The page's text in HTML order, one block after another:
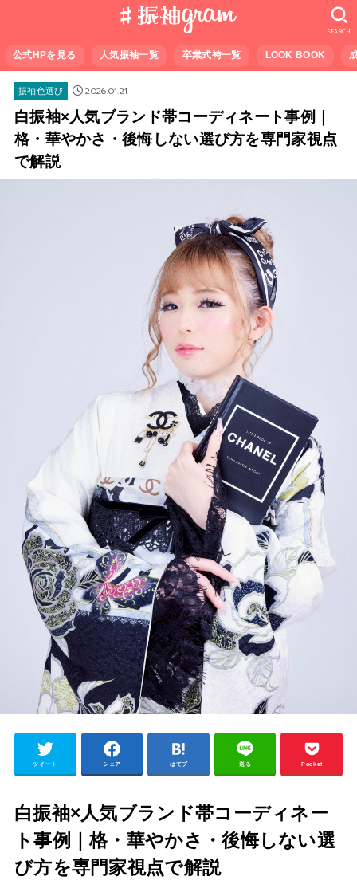
公式HPを見る 人気振袖一覧 卒業式袴一覧 LOOK BOOK
SEARCH
振袖色選び
2026.01.21
白振袖×人気ブランド帯コーディネート事例｜
格・華やかさ・後悔しない選び方を専門家視点
で解説
ツイート シェア はてブ 送る Pocket
白振袖×人気ブランド帯コーディネー
ト事例｜格・華やかさ・後悔しない選
び方を専門家視点で解説